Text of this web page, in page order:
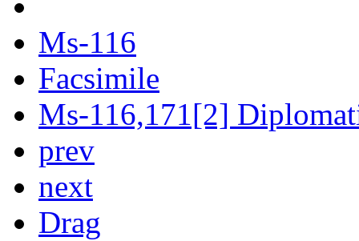
Ms-116
Facsimile
Ms-116,171[2]
prev
next
Drag